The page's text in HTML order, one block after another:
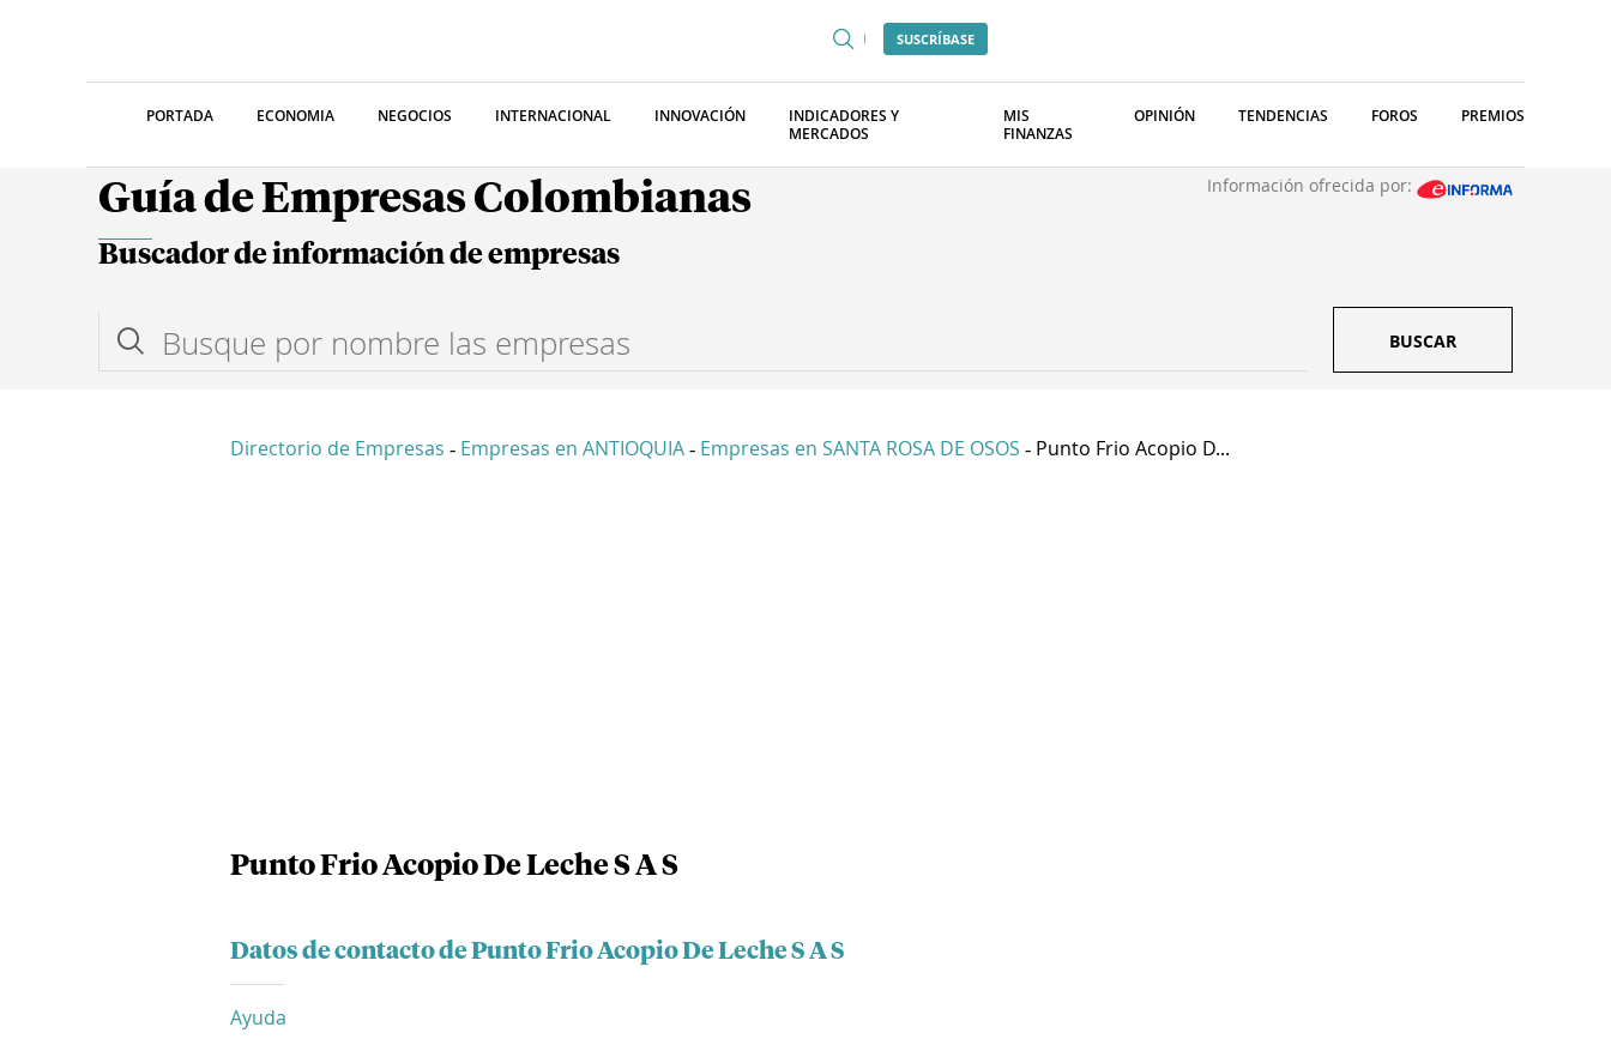
SUSCRÍBASE
PORTADA ECONOMIA NEGOCIOS INTERNACIONAL INNOVACIÓN
INDICADORES Y
MERCADOS
MIS
FINANZAS
OPINIÓN TENDENCIAS FOROS PREMIOS
Guía de Empresas Colombianas Información ofrecida por:
Buscador de información de empresas
BUSCAR
Directorio de Empresas - Empresas en ANTIOQUIA - Empresas en SANTA ROSA DE OSOS - Punto Frio Acopio D...
Punto Frio Acopio De Leche S A S
Datos de contacto de Punto Frio Acopio De Leche S A S
Ayuda